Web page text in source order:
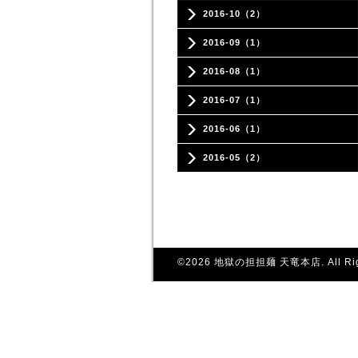
2016-10（2）
2016-09（1）
2016-08（1）
2016-07（1）
2016-06（1）
2016-05（2）
©2026 地獄の担担麺 天竜本店. All